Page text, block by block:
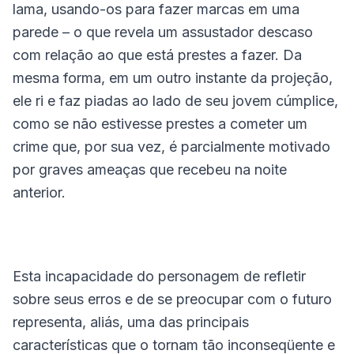
lama, usando-os para fazer marcas em uma
parede – o que revela um assustador descaso
com relação ao que está prestes a fazer. Da
mesma forma, em um outro instante da projeção,
ele ri e faz piadas ao lado de seu jovem cúmplice,
como se não estivesse prestes a cometer um
crime que, por sua vez, é parcialmente motivado
por graves ameaças que recebeu na noite
anterior.
Esta incapacidade do personagem de refletir
sobre seus erros e de se preocupar com o futuro
representa, aliás, uma das principais
características que o tornam tão inconseqüente e